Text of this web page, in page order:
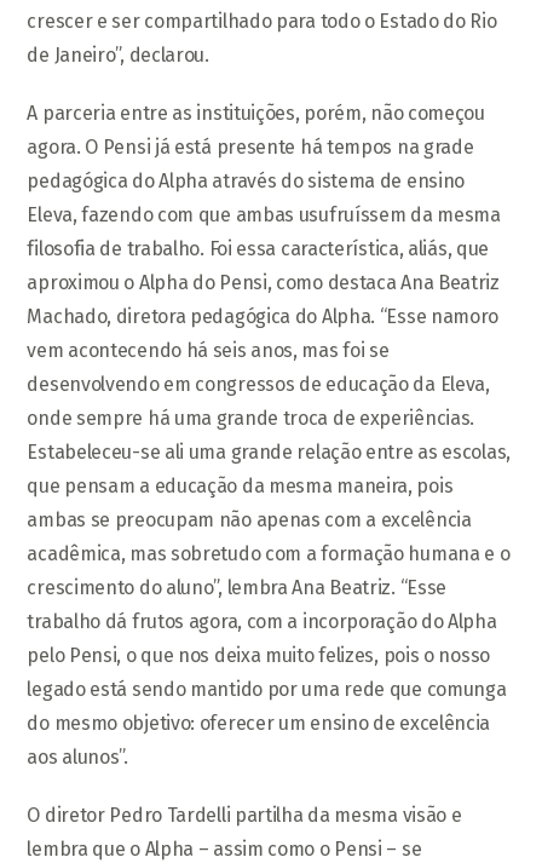
crescer e ser compartilhado para todo o Estado do Rio
de Janeiro”, declarou.
A parceria entre as instituições, porém, não começou
agora. O Pensi já está presente há tempos na grade
pedagógica do Alpha através do sistema de ensino
Eleva, fazendo com que ambas usufruíssem da mesma
filosofia de trabalho. Foi essa característica, aliás, que
aproximou o Alpha do Pensi, como destaca Ana Beatriz
Machado, diretora pedagógica do Alpha. “Esse namoro
vem acontecendo há seis anos, mas foi se
desenvolvendo em congressos de educação da Eleva,
onde sempre há uma grande troca de experiências.
Estabeleceu-se ali uma grande relação entre as escolas,
que pensam a educação da mesma maneira, pois
ambas se preocupam não apenas com a excelência
acadêmica, mas sobretudo com a formação humana e o
crescimento do aluno”, lembra Ana Beatriz. “Esse
trabalho dá frutos agora, com a incorporação do Alpha
pelo Pensi, o que nos deixa muito felizes, pois o nosso
legado está sendo mantido por uma rede que comunga
do mesmo objetivo: oferecer um ensino de excelência
aos alunos”.
O diretor Pedro Tardelli partilha da mesma visão e
lembra que o Alpha – assim como o Pensi – se